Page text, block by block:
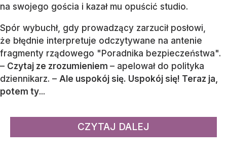
na swojego gościa i kazał mu opuścić studio.
Spór wybuchł, gdy prowadzący zarzucił posłowi,
że błędnie interpretuje odczytywane na antenie
fragmenty rządowego "Poradnika bezpieczeństwa".
– Czytaj ze zrozumieniem – apelował do polityka
dziennikarz. – Ale uspokój się. Uspokój się! Teraz ja,
potem ty...
CZYTAJ DALEJ